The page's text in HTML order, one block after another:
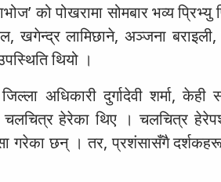
को पोखरामा सोमबार भव्य
लामिछाने, अञ्जना बराइली,
थियो ।
अधिकारी दुर्गादेवी शर्मा, केही
चलचित्र हेरेका थिए । चलचित्र
गरेका छन् । तर, प्रशंसासँगै